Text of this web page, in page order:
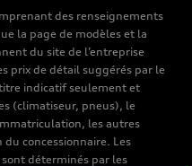
des renseignements
la page de modèles et la
du site de l’entreprise
prix de détail suggérés par le
indicatif seulement et
(climatiseur, pneus), le
les autres
concessionnaire. Les
déterminés par les